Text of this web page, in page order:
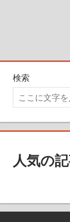
検索
人気の